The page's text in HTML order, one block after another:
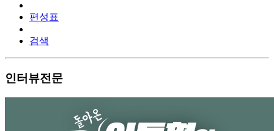
편성표
검색
인터뷰전문